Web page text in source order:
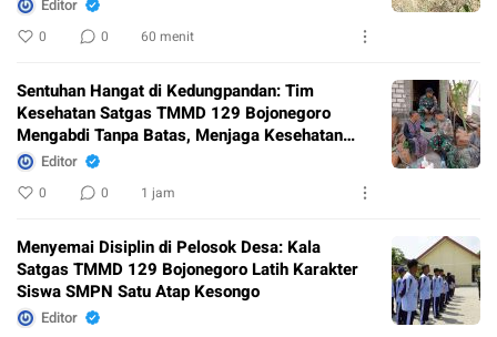
Editor
0 0 60 menit
Sentuhan Hangat di Kedungpandan: Tim
Kesehatan Satgas TMMD 129 Bojonegoro
Mengabdi Tanpa Batas, Menjaga Kesehatan
Warga
Editor
0 0 1 jam
Menyemai Disiplin di Pelosok Desa: Kala
Satgas TMMD 129 Bojonegoro Latih Karakter
Siswa SMPN Satu Atap Kesongo
Editor